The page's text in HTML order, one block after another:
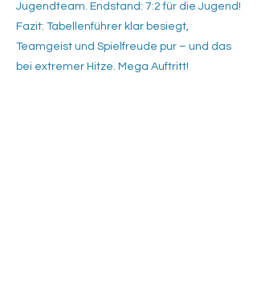
Jugendteam. Endstand: 7:2 für die Jugend!
Fazit: Tabellenführer klar besiegt,
Teamgeist und Spielfreude pur – und das
bei extremer Hitze. Mega Auftritt!